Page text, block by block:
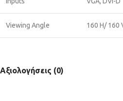
Viewing Angle 160 H/ 160
Αξιολογήσεις (0)